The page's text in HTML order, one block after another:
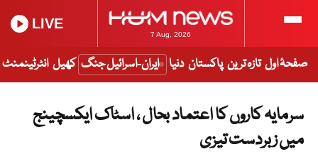
7 Aug, 2026
LIVE
صفحۂ اول تازہ ترین پاکستان دنیا ایران-اسرائیل جنگ کھیل انٹرٹینمنٹ
سرمایہ کاروں کا اعتماد بحال ، اسٹاک ایکسچینج
میں زبردست تیزی